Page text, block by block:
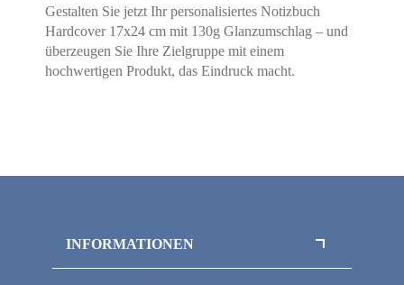
Gestalten Sie jetzt Ihr personalisiertes Notizbuch
Hardcover 17x24 cm mit 130g Glanzumschlag – und
überzeugen Sie Ihre Zielgruppe mit einem
hochwertigen Produkt, das Eindruck macht.
INFORMATIONEN